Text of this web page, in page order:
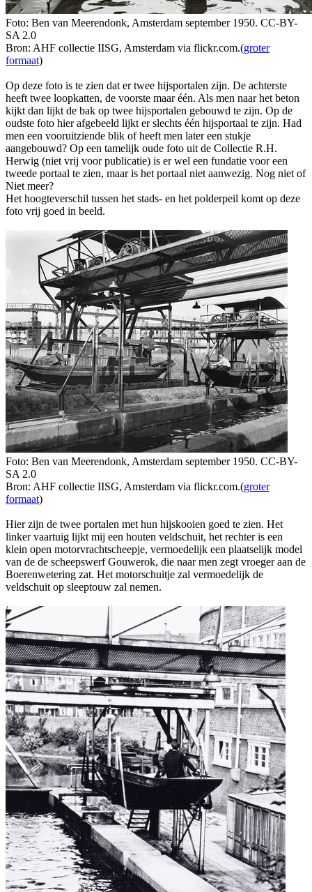
Foto: Ben van Meerendonk, Amsterdam september 1950. CC-BY-
SA 2.0
Bron: AHF collectie IISG, Amsterdam via flickr.com.(groter
formaat)
Op deze foto is te zien dat er twee hijsportalen zijn. De achterste
heeft twee loopkatten, de voorste maar één. Als men naar het beton
kijkt dan lijkt de bak op twee hijsportalen gebouwd te zijn. Op de
oudste foto hier afgebeeld lijkt er slechts één hijsportaal te zijn. Had
men een vooruitziende blik of heeft men later een stukje
aangebouwd? Op een tamelijk oude foto uit de Collectie R.H.
Herwig (niet vrij voor publicatie) is er wel een fundatie voor een
tweede portaal te zien, maar is het portaal niet aanwezig. Nog niet of
Niet meer?
Het hoogteverschil tussen het stads- en het polderpeil komt op deze
foto vrij goed in beeld.
Foto: Ben van Meerendonk, Amsterdam september 1950. CC-BY-
SA 2.0
Bron: AHF collectie IISG, Amsterdam via flickr.com.(groter
formaat)
Hier zijn de twee portalen met hun hijskooien goed te zien. Het
linker vaartuig lijkt mij een houten veldschuit, het rechter is een
klein open motorvrachtscheepje, vermoedelijk een plaatselijk model
van de de scheepswerf Gouwerok, die naar men zegt vroeger aan de
Boerenwetering zat. Het motorschuitje zal vermoedelijk de
veldschuit op sleeptouw zal nemen.